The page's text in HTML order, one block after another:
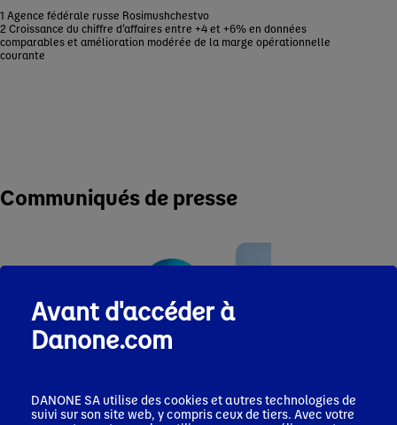
1 Agence fédérale russe Rosimushchestvo
2 Croissance du chiffre d’affaires entre +4 et +6% en données
comparables et amélioration modérée de la marge opérationnelle
courante
Communiqués de presse
Communiqué de
Silk® élargit son
offre végétale
Avant d'accéder à
Danone.com
DANONE SA utilise des cookies et autres technologies de
suivi sur son site web, y compris ceux de tiers. Avec votre